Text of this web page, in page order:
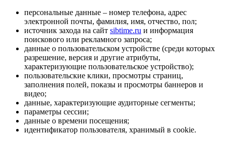
персональные данные – номер телефона, адрес
электронной почты, фамилия, имя, отчество, пол;
источник захода на сайт sibtime.ru и информация
поискового или рекламного запроса;
данные о пользовательском устройстве (среди которых
разрешение, версия и другие атрибуты,
характеризующие пользовательское устройство);
пользовательские клики, просмотры страниц,
заполнения полей, показы и просмотры баннеров и
видео;
данные, характеризующие аудиторные сегменты;
параметры сессии;
данные о времени посещения;
идентификатор пользователя, хранимый в cookie.